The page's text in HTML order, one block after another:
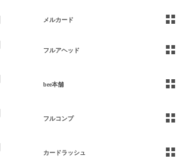
メルカード
フルアヘッド
bee本舗
フルコンプ
カードラッシュ